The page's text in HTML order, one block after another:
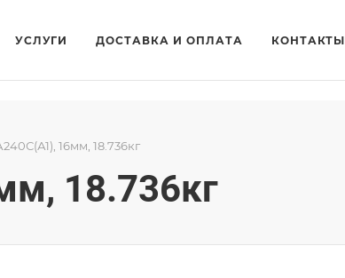
УСЛУГИ ДОСТАВКА И ОПЛАТА КОНТАКТЫ
16мм, 18.736кг
18.736кг